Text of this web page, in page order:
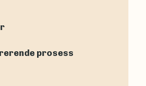
prosess